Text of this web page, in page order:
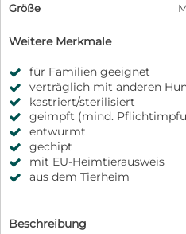
Größe
Weitere Merkmale
für Familien geeignet
verträglich mit anderen
kastriert/sterilisiert
geimpft (mind.
entwurmt
gechipt
mit EU-Heimtierausweis
aus dem Tierheim
Beschreibung